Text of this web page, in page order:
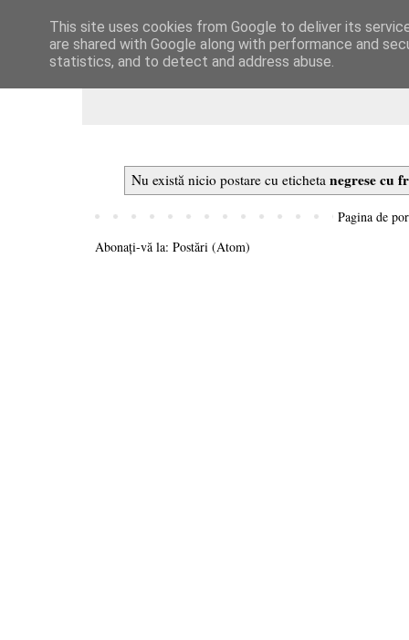
Dulcegarii culinare
Nu există nicio postare cu etichetanegrese cu
Pagina de
Abonați-vă la: Postări (Atom)
This site uses cookies from Google to deliver its
are shared with Google along with performance and
statistics, and to detect and address abuse.